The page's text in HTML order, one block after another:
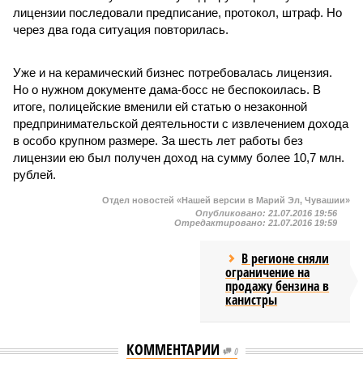
лицензии последовали предписание, протокол, штраф. Но
через два года ситуация повторилась.
Уже и на керамический бизнес потребовалась лицензия.
Но о нужном документе дама-босс не беспокоилась. В
итоге, полицейские вменили ей статью о незаконной
предпринимательской деятельности с извлечением дохода
в особо крупном размере. За шесть лет работы без
лицензии ею был получен доход на сумму более 10,7 млн.
рублей.
Отдел новостей «Нашей версии в Марий Эл, Чувашии»
Опубликовано: 21.07.2016 19:56
Отредактировано: 21.07.2016 19:59
В регионе сняли
ограничение на
продажу бензина в
канистры
КОММЕНТАРИИ 0